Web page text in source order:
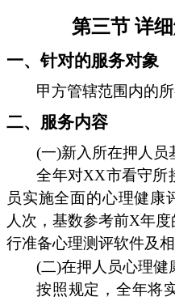
第三节 详
一、针对的服务对象
甲方管辖范围内的所
二、服务内容
(一)新入所在押人员
全年对XX市看守所
员实施全面的心理健康
人次，基数参考前X年
行准备心理测评软件及
(二)在押人员心理健
按照规定，全年将